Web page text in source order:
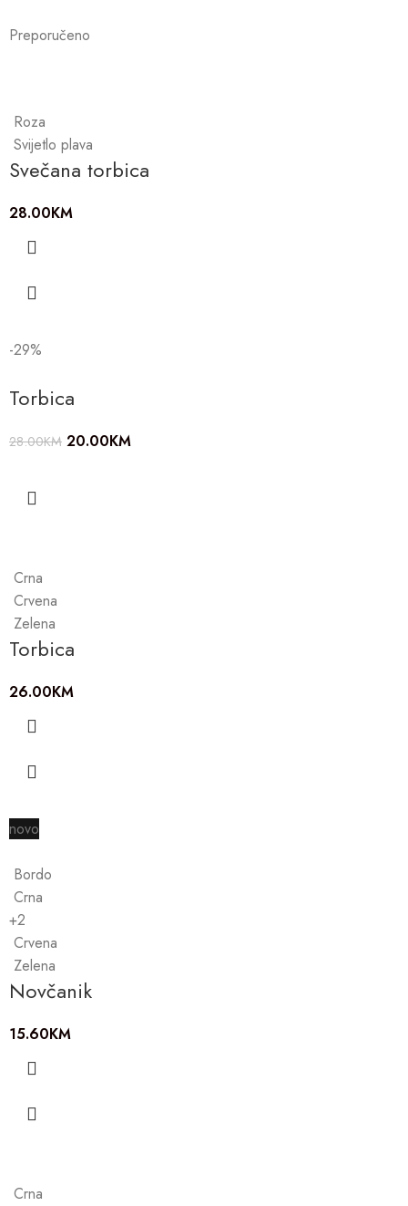
Preporučeno
Roza
Svijetlo plava
Svečana torbica
28.00KM
-29%
Torbica
28.00KM 20.00KM
Crna
Crvena
Zelena
Torbica
26.00KM
novo
Bordo
Crna
+2
Crvena
Zelena
Novčanik
15.60KM
Crna